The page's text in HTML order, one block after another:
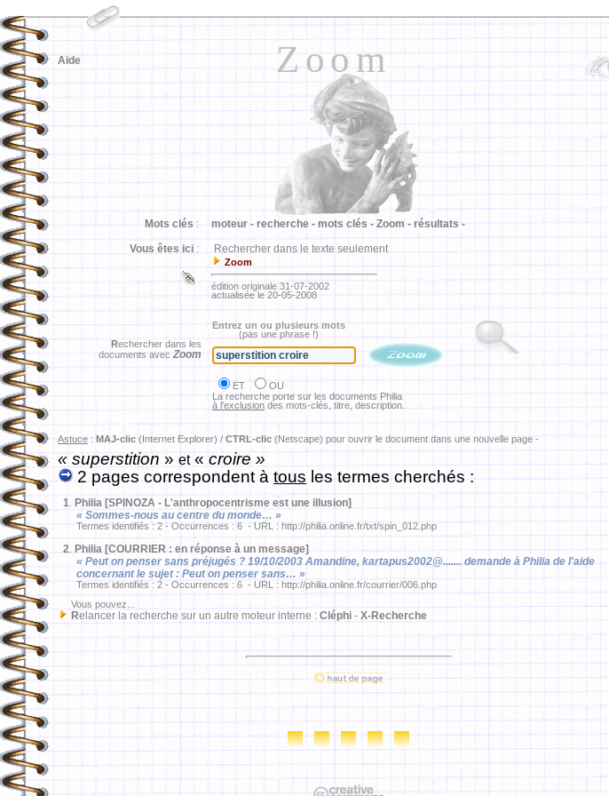
Zoom
Aide
Mots clés : moteur - recherche - mots clés - Zoom - résultats -
Vous êtes ici : Rechercher dans le texte seulement
Zoom
édition originale 31-07-2002
actualisée le 20-05-2008
Rechercher dans les
documents avec Zoom
Entrez un ou plusieurs mots
(pas une phrase !)
ET
OU
La recherche porte sur les documents Philia
à l'exclusion des mots-clés, titre, description.
Astuce : MAJ-clic (Internet Explorer) / CTRL-clic (Netscape) pour ouvrir le document dans une nouvelle page -
« superstition » et« croire »
2 pages correspondent à tous les termes cherchés :
1. Philia [SPINOZA - L'anthropocentrisme est une illusion]
« Sommes-nous au centre du monde… »
Termes identifiés : 2 - Occurrences : 6 - URL : http://philia.online.fr/txt/spin_012.php
2. Philia [COURRIER : en réponse à un message]
« Peut on penser sans préjugés ? 19/10/2003 Amandine, kartapus2002@....... demande à Philia de l'aide
concernant le sujet : Peut on penser sans… »
Termes identifiés : 2 - Occurrences : 6 - URL : http://philia.online.fr/courrier/006.php
Vous pouvez...
Relancer la recherche sur un autre moteur interne : Cléphi - X-Recherche